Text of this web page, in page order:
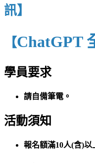
訊】
【ChatGPT
學員要求
請自備筆電。
活動須知
報名額滿10人(含)以